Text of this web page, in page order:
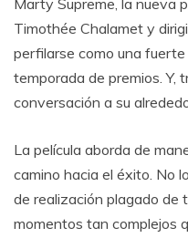
Marty Supreme, la nueva
Timothée Chalamet y
perfilarse como una
temporada de premios. Y,
conversación a su
La película aborda de
camino hacia el éxito. No
de realización plagado de
momentos tan complejos